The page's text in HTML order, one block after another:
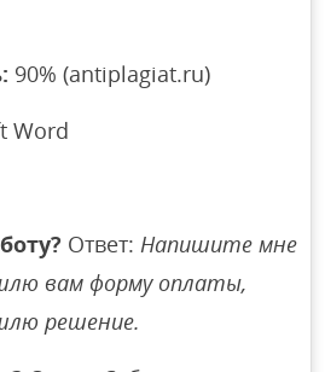
90% (antiplagiat.ru)
Word
Ответ:Напишите мне
вам форму оплаты,
решение.